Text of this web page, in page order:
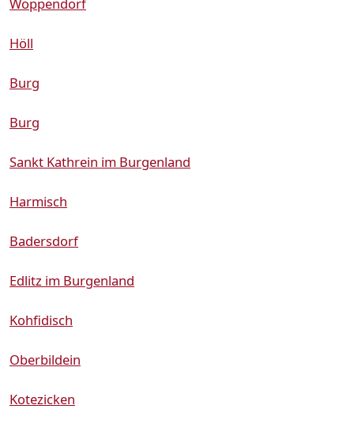
Höll
Burg
Burg
Sankt Kathrein im Burgenland
Harmisch
Badersdorf
Edlitz im Burgenland
Kohfidisch
Oberbildein
Kotezicken